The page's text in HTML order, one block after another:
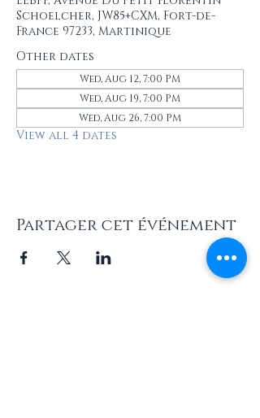
Schoelcher, JW85+CXM, Fort-de-
France 97233, Martinique
Other dates
Wed, Aug 12, 7:00 PM
Wed, Aug 19, 7:00 PM
Wed, Aug 26, 7:00 PM
View all 4 dates
Partager cet événement